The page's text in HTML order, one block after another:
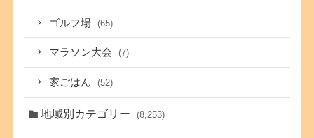
ゴルフ場 (65)
マラソン大会 (7)
家ごはん (52)
地域別カテゴリー (8,253)